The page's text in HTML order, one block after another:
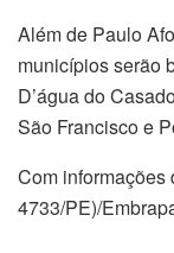
Além de Paulo
municípios serão
D’água do
São Francisco e
Com informações
4733/PE)/